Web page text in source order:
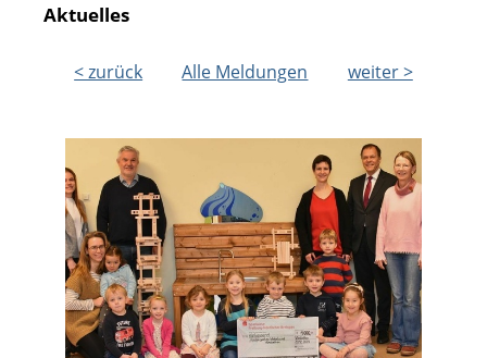
Aktuelles
< zurück Alle Meldungen weiter >